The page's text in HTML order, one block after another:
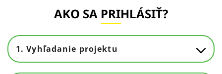
AKO SA PRIHLÁSIŤ?
1. Vyhľadanie projektu